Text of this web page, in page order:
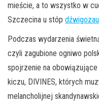
mieście, a to wszystko w
Szczecina u stóp
Podczas wydarzenia
czyli zagubione ogniwo
spojrzenie na
kiczu, DIVINES, których
melancholijnej